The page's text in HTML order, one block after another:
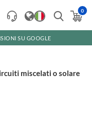
0
SU GOOGLE
miscelati o solare